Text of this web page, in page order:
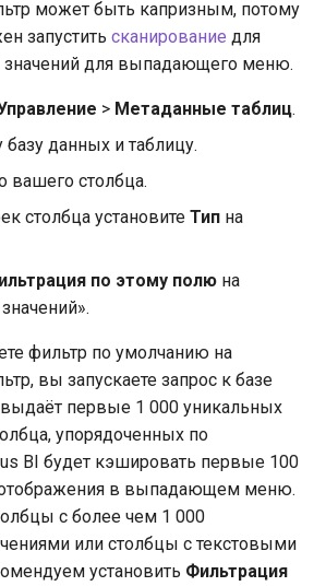
может быть капризным, потому
запустить сканирование для
значений для выпадающего меню.
> Метаданные таблиц.
данных и таблицу.
вашего столбца.
столбца установите Тип на
по этому полю на
фильтр по умолчанию на
вы запускаете запрос к базе
первые 1 000 уникальных
упорядоченных по
BI будет кэшировать первые 100
отображения в выпадающем меню.
с более чем 1 000
или столбцы с текстовыми
установить Фильтрация